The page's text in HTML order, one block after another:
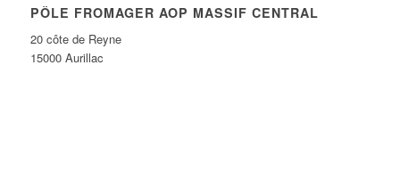
PÔLE FROMAGER AOP MASSIF CENTRAL
20 côte de Reyne
15000 Aurillac